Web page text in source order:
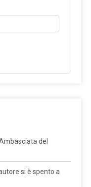
del
si è spento a